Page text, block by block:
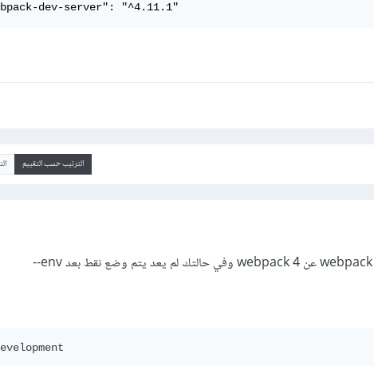
dev-server": "^4.11.1"
الترتيب حسب التقييم